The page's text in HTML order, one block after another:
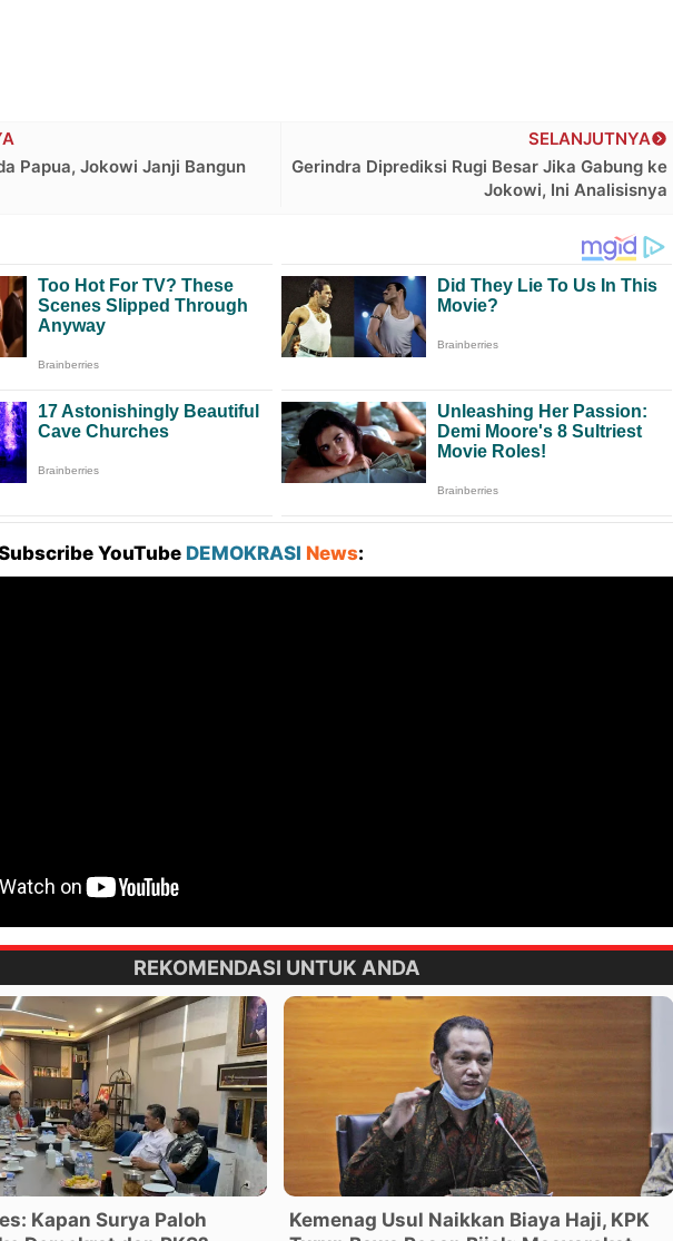
SELANJUTNYA
Gerindra Diprediksi Rugi Besar Jika Gabung ke
Jokowi, Ini Analisisnya
Papua, Jokowi Janji Bangun
YouTube DEMOKRASI News:
REKOMENDASI UNTUK ANDA
Kapan Surya Paloh
Kemenag Usul Naikkan Biaya Haji, KPK